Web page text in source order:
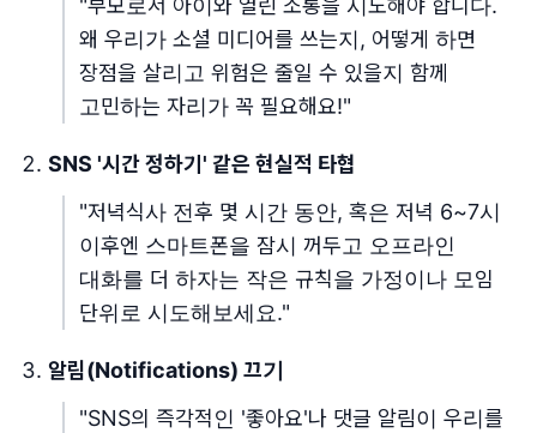
"부모로서 아이와 열린 소통을 시도해야 합니다.
왜 우리가 소셜 미디어를 쓰는지, 어떻게 하면
장점을 살리고 위험은 줄일 수 있을지 함께
고민하는 자리가 꼭 필요해요!"
SNS '시간 정하기' 같은 현실적 타협
"저녁식사 전후 몇 시간 동안, 혹은 저녁 6~7시
이후엔 스마트폰을 잠시 꺼두고 오프라인
대화를 더 하자는 작은 규칙을 가정이나 모임
단위로 시도해보세요."
알림(Notifications) 끄기
"SNS의 즉각적인 '좋아요'나 댓글 알림이 우리를